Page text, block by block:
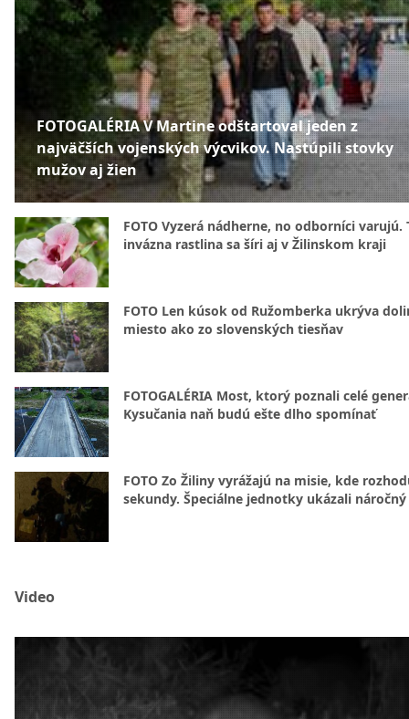
FOTOGALÉRIA V Martine odštartoval jeden z
najväčších vojenských výcvikov. Nastúpili stovky
mužov aj žien
FOTO Vyzerá nádherne, no odborníci varujú.
invázna rastlina sa šíri aj v Žilinskom kraji
FOTO Len kúsok od Ružomberka ukrýva
miesto ako zo slovenských tiesňav
FOTOGALÉRIA Most, ktorý poznali celé
Kysučania naň budú ešte dlho spomínať
FOTO Zo Žiliny vyrážajú na misie, kde
sekundy. Špeciálne jednotky ukázali
Video